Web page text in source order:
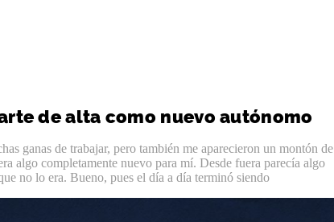
de alta como nuevo autónomo
ganas de trabajar, pero también me aparecieron un montón de
algo completamente nuevo para mí. Desde fuera parecía algo
no lo era. Bueno, pues el día a día terminó siendo